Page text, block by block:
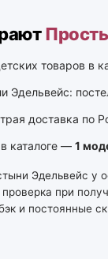
товаров в
Эдельвейс:
доставка по
каталоге — 1
Эдельвейс у
при
и постоянные